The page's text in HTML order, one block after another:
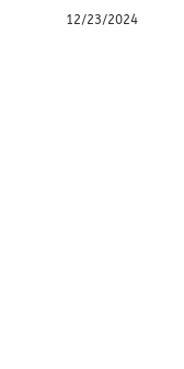
12/23/2024